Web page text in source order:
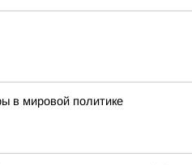
в мировой политике